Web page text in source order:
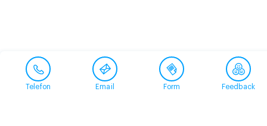
Telefon Email Form Feedback